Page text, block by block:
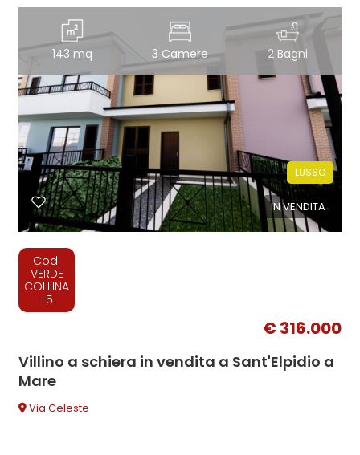
143 mq 3 Camere 2 Bagni
IN VENDITA
LUSSO
Cod.
VERDE
COLLINA
-5
€ 316.000
Villino a schiera in vendita a Sant'Elpidio a
Mare
Via Celeste